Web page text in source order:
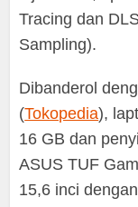
Tracing dan
Sampling).
Dibanderol
(Tokopedia),
16 GB dan
ASUS TUF
15,6 inci